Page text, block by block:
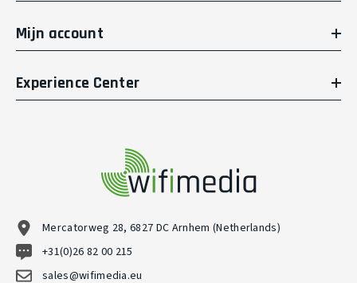
Mijn account
Experience Center
Mercatorweg 28, 6827 DC Arnhem (Netherlands)
+31(0)26 82 00 215
sales@wifimedia.eu